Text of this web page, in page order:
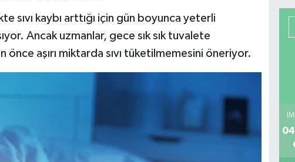
sıvı kaybı arttığı için gün boyunca yeterli
Ancak uzmanlar, gece sık sık tuvalete
önce aşırı miktarda sıvı tüketilmemesini öneriyor.